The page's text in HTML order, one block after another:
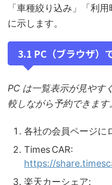
「車種絞り込み」「利
に示します。
3.1 PC（ブラウザ）
PC は一覧表示が見やす
較しながら予約できます
各社の会員ページに
Times CAR:
https://
楽天カーシェア: